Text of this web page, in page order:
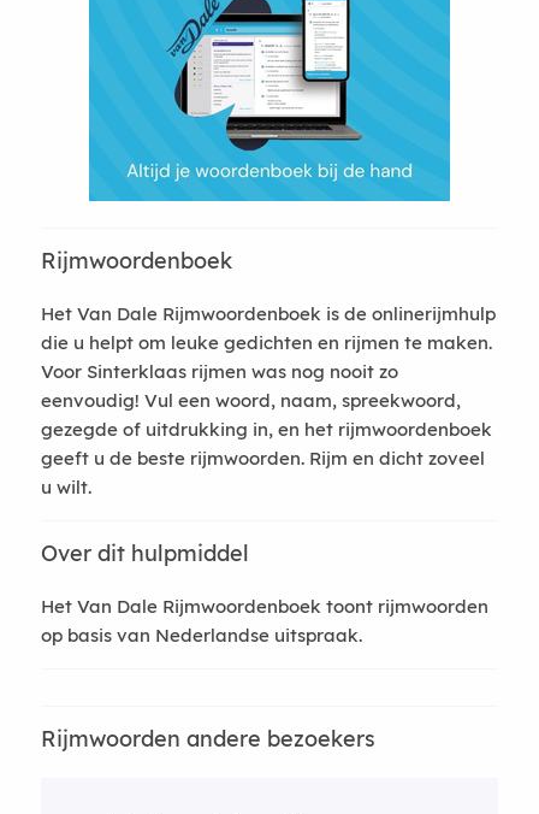
Rijmwoordenboek
Het Van Dale Rijmwoordenboek is de onlinerijmhulp
die u helpt om leuke gedichten en rijmen te maken.
Voor Sinterklaas rijmen was nog nooit zo
eenvoudig! Vul een woord, naam, spreekwoord,
gezegde of uitdrukking in, en het rijmwoordenboek
geeft u de beste rijmwoorden. Rijm en dicht zoveel
u wilt.
Over dit hulpmiddel
Het Van Dale Rijmwoordenboek toont rijmwoorden
op basis van Nederlandse uitspraak.
Rijmwoorden andere bezoekers